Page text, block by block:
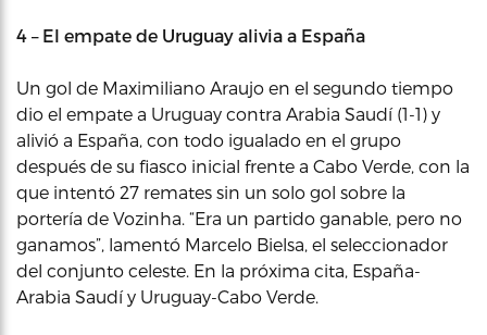
4 – El empate de Uruguay alivia a España
Un gol de Maximiliano Araujo en el segundo tiempo
dio el empate a Uruguay contra Arabia Saudí (1-1) y
alivió a España, con todo igualado en el grupo
después de su fiasco inicial frente a Cabo Verde, con la
que intentó 27 remates sin un solo gol sobre la
portería de Vozinha. “Era un partido ganable, pero no
ganamos”, lamentó Marcelo Bielsa, el seleccionador
del conjunto celeste. En la próxima cita, España-
Arabia Saudí y Uruguay-Cabo Verde.